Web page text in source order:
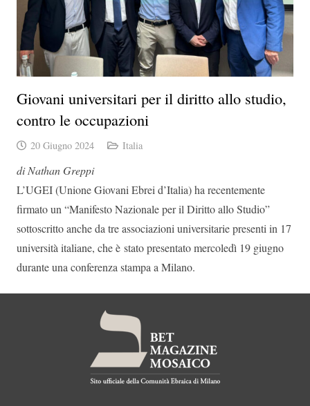
Giovani universitari per il diritto allo studio,
contro le occupazioni
20 Giugno 2024 Italia
di Nathan Greppi
L’UGEI (Unione Giovani Ebrei d’Italia) ha recentemente
firmato un “Manifesto Nazionale per il Diritto allo Studio”
sottoscritto anche da tre associazioni universitarie presenti in 17
università italiane, che è stato presentato mercoledì 19 giugno
durante una conferenza stampa a Milano.